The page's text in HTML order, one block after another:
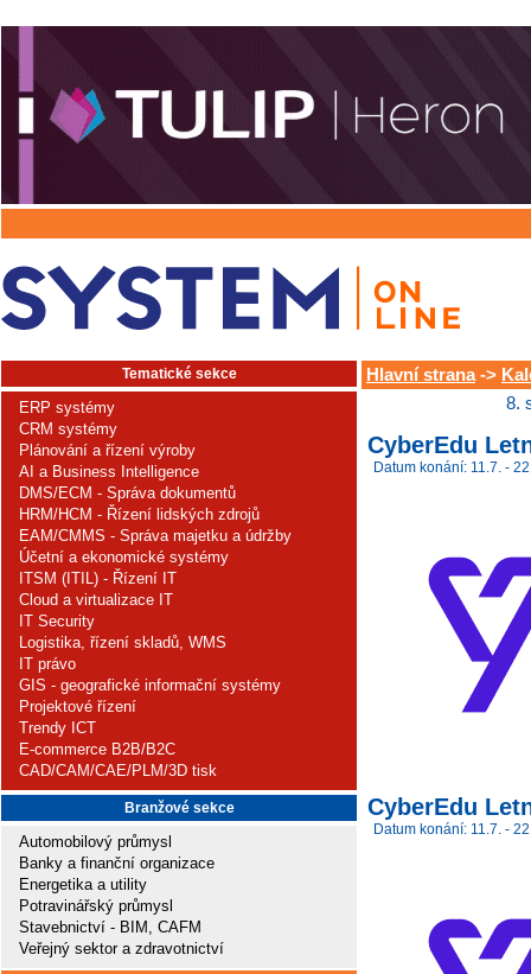
Tematické sekce
ERP systémy
CRM systémy
Plánování a řízení výroby
AI a Business Intelligence
DMS/ECM - Správa dokumentů
HRM/HCM - Řízení lidských zdrojů
EAM/CMMS - Správa majetku a údržby
Účetní a ekonomické systémy
ITSM (ITIL) - Řízení IT
Cloud a virtualizace IT
IT Security
Logistika, řízení skladů, WMS
IT právo
GIS - geografické informační systémy
Projektové řízení
Trendy ICT
E-commerce B2B/B2C
CAD/CAM/CAE/PLM/3D tisk
Branžové sekce
Automobilový průmysl
Banky a finanční organizace
Energetika a utility
Potravinářský průmysl
Stavebnictví - BIM, CAFM
Veřejný sektor a zdravotnictví
Hlavní strana->
8.
CyberEdu
Datum konání: 11.7. -
CyberEdu
Datum konání: 11.7. -